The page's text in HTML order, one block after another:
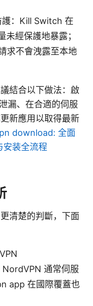
：Kill Switch 在
經保護地暴露；
求不會洩露至本地
結合以下做法：啟
漏、在合適的伺服
新應用以取得最新
download: 全面
安装全流程
清楚的判斷，下面
通常伺服
app 在國際覆蓋也